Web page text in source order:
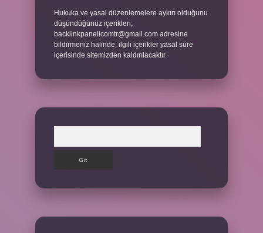
Hukuka ve yasal düzenlemelere aykırı olduğunu
düşündüğünüz içerikleri,
backlinkpanelicomtr@gmail.com adresine
bildirmeniz halinde, ilgili içerikler yasal süre
içerisinde sitemizden kaldırılacaktır.